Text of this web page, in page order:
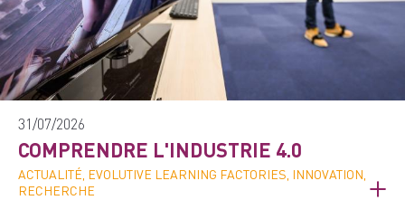
31/07/2026
COMPRENDRE L'INDUSTRIE 4.0
ACTUALITÉ, EVOLUTIVE LEARNING FACTORIES, INNOVATION,
RECHERCHE